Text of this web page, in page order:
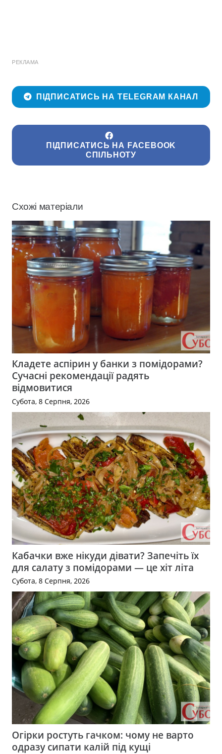
РЕКЛАМА
ПІДПИСАТИСЬ НА TELEGRAM КАНАЛ
ПІДПИСАТИСЬ НА FACEBOOK
СПІЛЬНОТУ
Схожі матеріали
Кладете аспірин у банки з помідорами?
Сучасні рекомендації радять
відмовитися
Субота, 8 Серпня, 2026
Кабачки вже нікуди дівати? Запечіть їх
для салату з помідорами — це хіт літа
Субота, 8 Серпня, 2026
Огірки ростуть гачком: чому не варто
одразу сипати калій під кущі